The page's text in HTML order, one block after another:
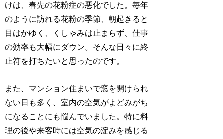
けは、春先の花粉症の悪化でした。毎年
のように訪れる花粉の季節、朝起きると
目はかゆく、くしゃみは止まらず、仕事
の効率も大幅にダウン。そんな日々に終
止符を打ちたいと思ったのです。
また、マンション住まいで窓を開けられ
ない日も多く、室内の空気がよどみがち
になることにも悩んでいました。特に料
理の後や来客時には空気の淀みを感じる